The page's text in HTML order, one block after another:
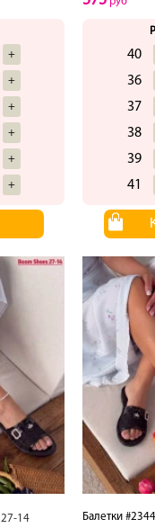
+
+
+
+
+
+
40
36
37
38
39
41
27-14 Балетки